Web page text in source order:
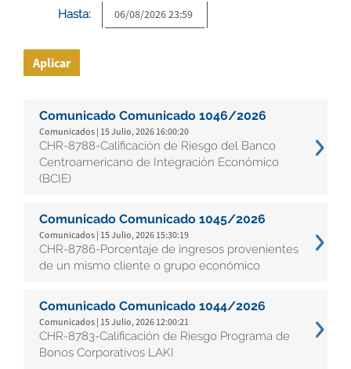
Hasta:
Aplicar
Comunicado Comunicado 1046/2026
Comunicados | 15 Julio, 2026 16:00:20
CHR-8788-Calificación de Riesgo del Banco
Centroamericano de Integración Económico
(BCIE)
Comunicado Comunicado 1045/2026
Comunicados | 15 Julio, 2026 15:30:19
CHR-8786-Porcentaje de ingresos provenientes
de un mismo cliente o grupo económico
Comunicado Comunicado 1044/2026
Comunicados | 15 Julio, 2026 12:00:21
CHR-8783-Calificación de Riesgo Programa de
Bonos Corporativos LAKI